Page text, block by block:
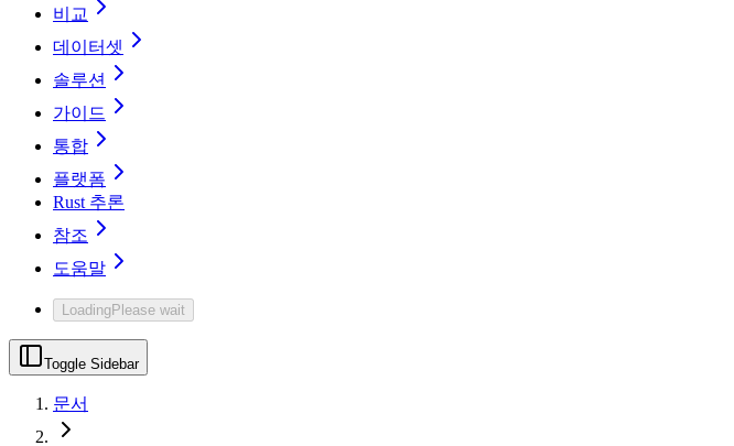
비교
데이터셋
솔루션
가이드
통합
플랫폼
Rust 추론
참조
도움말
LoadingPlease wait
Toggle Sidebar
문서